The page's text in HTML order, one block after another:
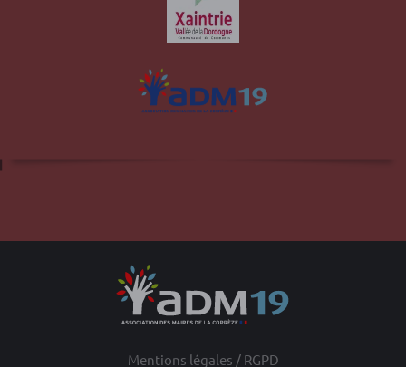
Mentions légales / RGPD